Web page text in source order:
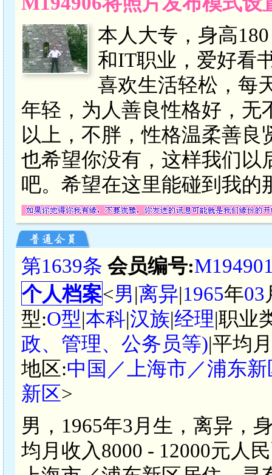
本人大专，身高
和IT职业，爱好看
喜欢生活轻松，每
年轻，为人善良性格好，无
以上，不胖，性格温柔善
也希望你没有，这样我们以
吧。希望在这里能碰到我的
第1639条 会员编号:
个人档案<男|离异|1965年03
型:O型|本科|汉族|经理|职业
政、管理、公务员等)|平均
地区:中国／上海市／浦东新
新区>
男，1965年3月生，离异，
均月收入8000 - 12000元人